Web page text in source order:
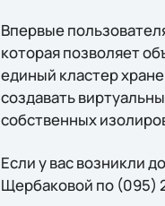
Впервые
которая позволяет
единый кластер
создавать
собственных
Если у вас возникли
Щербаковой по (095)